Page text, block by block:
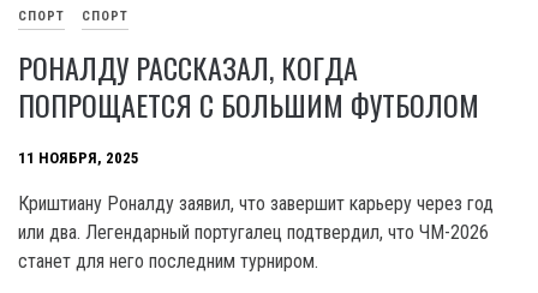
СПОРТ СПОРТ
РОНАЛДУ РАССКАЗАЛ, КОГДА
ПОПРОЩАЕТСЯ С БОЛЬШИМ ФУТБОЛОМ
11 НОЯБРЯ, 2025
Криштиану Роналду заявил, что завершит карьеру через год
или два. Легендарный португалец подтвердил, что ЧМ-2026
станет для него последним турниром.